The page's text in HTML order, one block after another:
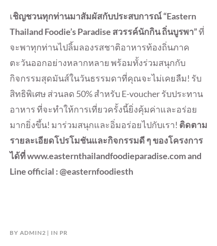
เชิญชวนทุกท่านมาสัมผัสกับประสบการณ์ “Eastern
Thailand Foodie’s Paradise สวรรค์นักกิน ถิ่นบูรพา”ที่
จะพาทุกท่านไปลิ้มลองรสชาติอาหารท้องถิ่นภาค
ตะวันออกอย่างหลากหลาย พร้อมทั้งร่วมสนุกกับ
กิจกรรมสุดมันส์ในวันธรรมดาที่คุณจะไม่เคยลืม! รับ
สิทธิพิเศษ ส่วนลด 50% สำหรับ E-voucher รับประทาน
อาหาร ที่จะทำให้การเที่ยวครั้งนี้ยิ่งคุ้มค่าและอร่อย
มากยิ่งขึ้น! มาร่วมสนุกและอิ่มอร่อยไปกับเรา! ติดตาม
รายละเอียดโปรโมชันและกิจกรรมดี ๆ ของโครงการ
ได้ที่ www.easternthailandfoodieparadise.com and
Line official : @easternfoodiesth
BY ADMIN2 IN PR